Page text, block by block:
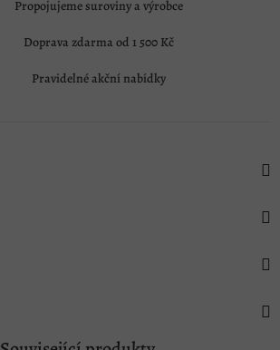
Propojujeme suroviny a výrobce
Doprava zdarma od 1 500 Kč
Pravidelné akční nabídky